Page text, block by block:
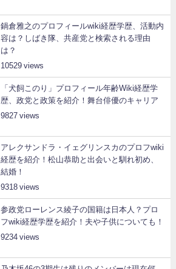
鍋倉雅之のプロフィールwiki経歴学歴、活動内
容は？しばき隊、共産党と検索される理由
は？
10529
「犬飼このり」プロフィール年齢Wiki経歴学
歴、政党と政策を紹介！舞台俳優のキャリア
9827
アレクサンドラ・イェグリンスカのプロフwiki
経歴を紹介！松山恭助と出会いと馴れ初め、
結婚！
9318
参政党ローレンス綾子の国籍は日本人？プロ
フwiki経歴学歴を紹介！夫や子供についても！
9234